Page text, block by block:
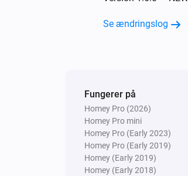
Indstil
Se ændringslog
Fungerer på
Homey Pro (2026)
Homey Pro mini
Homey Pro (Early 2023)
Homey Pro (Early 2019)
Homey (Early 2019)
Homey (Early 2018)